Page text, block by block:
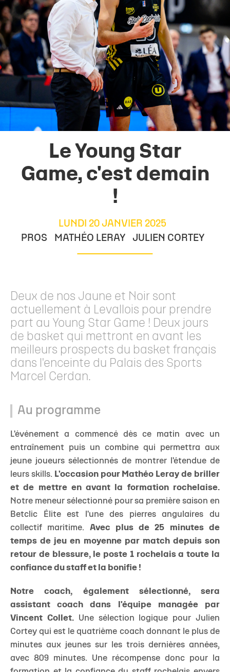
Le Young Star
Game, c'est demain
!
LUNDI 20 JANVIER 2025
PROS
MATHÉO LERAY JULIEN CORTEY
Deux de nos Jaune et Noir sont
actuellement à Levallois pour prendre
part au Young Star Game ! Deux jours
de basket qui mettront en avant les
meilleurs prospects du basket français
dans l'enceinte du Palais des Sports
Marcel Cerdan.
Au programme
L'événement a commencé dès ce matin avec un
entraînement puis un combine qui permettra aux
jeune joueurs sélectionnés de montrer l'étendue de
leurs skills. L'occasion pour Mathéo Leray de briller
et de mettre en avant la formation rochelaise.
Notre meneur sélectionné pour sa première saison en
Betclic Élite est l'une des pierres angulaires du
collectif maritime. Avec plus de 25 minutes de
temps de jeu en moyenne par match depuis son
retour de blessure, le poste 1 rochelais a toute la
confiance du staff et la bonifie !
Notre coach, également sélectionné, sera
assistant coach dans l'équipe managée par
Vincent Collet. Une sélection logique pour Julien
Cortey qui est le quatrième coach donnant le plus de
minutes aux jeunes sur les trois dernières années,
avec 809 minutes. Une récompense donc pour la